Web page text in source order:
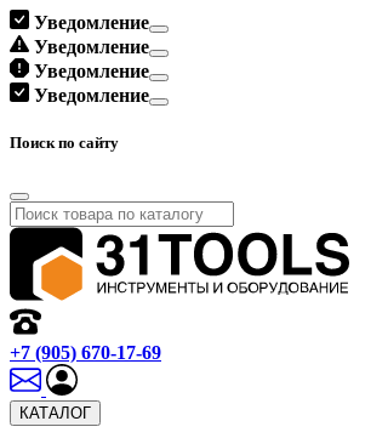
Уведомление
Уведомление
Уведомление
Уведомление
Поиск по сайту
+7 (905) 670-17-69
КАТАЛОГ